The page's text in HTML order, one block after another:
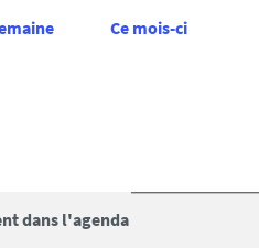
Ce mois-ci
dans l'agenda